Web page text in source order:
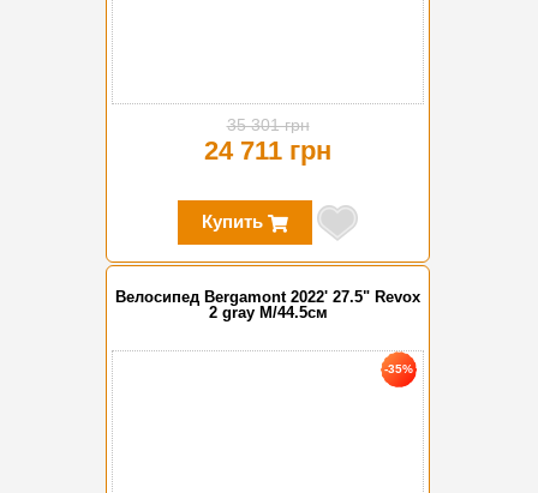
35 301 грн
24 711 грн
Купить
Велосипед Bergamont 2022' 27.5" Revox
2 gray M/44.5см
-35%